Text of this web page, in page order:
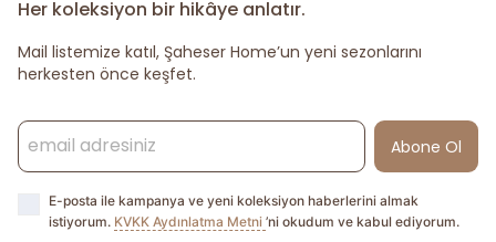
Her koleksiyon bir hikâye anlatır.
Mail listemize katıl, Şaheser Home’un yeni sezonlarını
herkesten önce keşfet.
Abone Ol
E-posta ile kampanya ve yeni koleksiyon haberlerini almak
istiyorum. KVKK Aydınlatma Metni ’ni okudum ve kabul ediyorum.